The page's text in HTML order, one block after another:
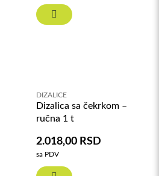
DIZALICE
Dizalica sa čekrkom –
ručna 1 t
2.018,00 RSD
sa PDV